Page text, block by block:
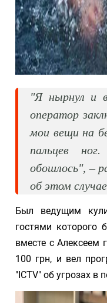
"Я нырнул и
оператор
мои вещи на
пальцев
обошлось", –
об этом
Был ведущим
гостями которого
вместе с Алексеем
100 грн, и вел
"ICTV" об угрозах в